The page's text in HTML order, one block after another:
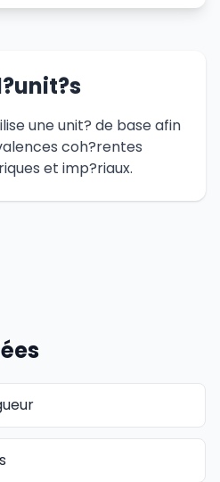
une unit? de base afin
coh?rentes
et imp?riaux.